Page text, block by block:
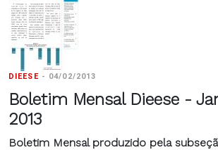
DIEESE- 04/02/2013
Boletim Mensal Dieese -
2013
Boletim Mensal produzido pela